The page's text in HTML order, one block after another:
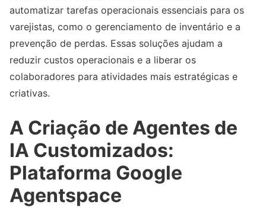
automatizar tarefas operacionais essenciais para os
varejistas, como o gerenciamento de inventário e a
prevenção de perdas. Essas soluções ajudam a
reduzir custos operacionais e a liberar os
colaboradores para atividades mais estratégicas e
criativas.
A Criação de Agentes de
IA Customizados:
Plataforma Google
Agentspace